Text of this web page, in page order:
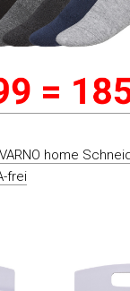
home
frei